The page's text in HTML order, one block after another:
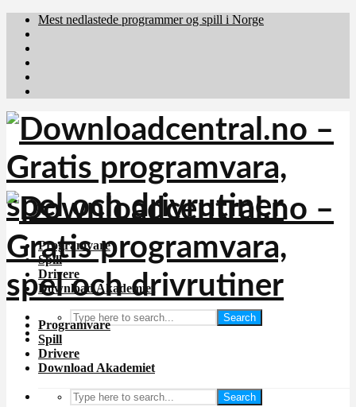
Mest nedlastede programmer og spill i Norge
Programvare
Spill
Drivere
Download Akademiet
Search
Programvare
Spill
Drivere
Download Akademiet
Search